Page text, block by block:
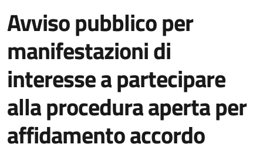
Avviso pubblico per
manifestazioni di
interesse a partecipare
alla procedura aperta per
affidamento accordo